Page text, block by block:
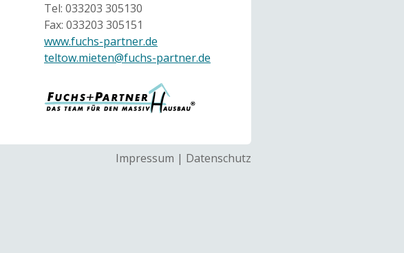
Tel: 033203 305130
Fax: 033203 305151
www.fuchs-partner.de
teltow.mieten@fuchs-partner.de
Impressum | Datenschutz